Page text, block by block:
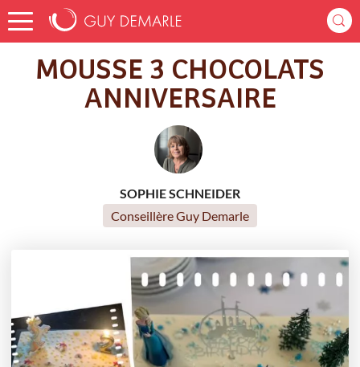
Accueil
Recettes
MOUSSE 3 CHOCOLATS ANNIVERSAIRE
MOUSSE 3 CHOCOLATS
ANNIVERSAIRE
SOPHIE SCHNEIDER
Conseillère Guy Demarle